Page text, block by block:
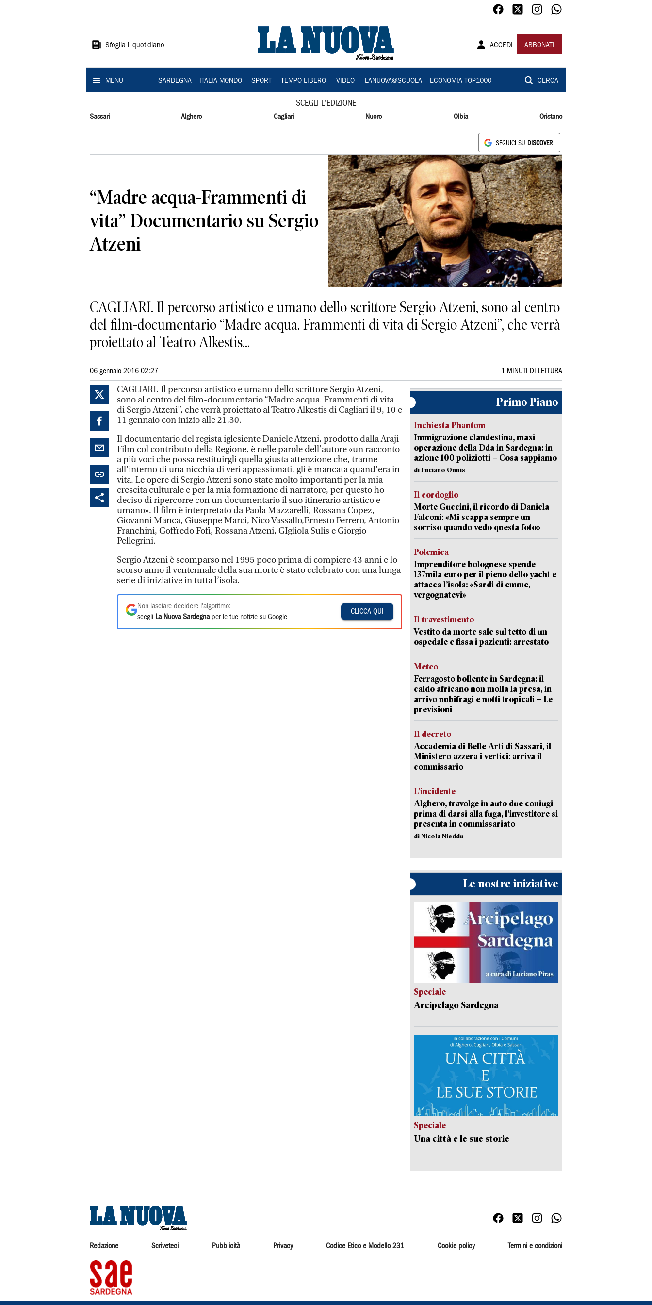
Sardegna
Sfoglia il quotidiano ACCEDI ABBONATI
MENU SARDEGNA ITALIA MONDO SPORT TEMPO LIBERO VIDEO LANUOVA@SCUOLA ECONOMIA TOP1000 CERCA
SCEGLI L'EDIZIONE
Sassari Alghero Cagliari Nuoro Olbia Oristano
SEGUICI SU DISCOVER
“Madre acqua-Frammenti di
vita” Documentario su Sergio
Atzeni
CAGLIARI. Il percorso artistico e umano dello scrittore Sergio Atzeni, sono al centro
del film-documentario “Madre acqua. Frammenti di vita di Sergio Atzeni”, che verrà
proiettato al Teatro Alkestis...
06 gennaio 2016 02:27 1 MINUTI DI LETTURA
CAGLIARI. Il percorso artistico e umano dello scrittore Sergio Atzeni,
sono al centro del film-documentario “Madre acqua. Frammenti di vita
di Sergio Atzeni”, che verrà proiettato al Teatro Alkestis di Cagliari il 9, 10 e
11 gennaio con inizio alle 21,30.
Il documentario del regista iglesiente Daniele Atzeni, prodotto dalla Araji
Film col contributo della Regione, è nelle parole dell’autore «un racconto
a più voci che possa restituirgli quella giusta attenzione che, tranne
all’interno di una nicchia di veri appassionati, gli è mancata quand’era in
vita. Le opere di Sergio Atzeni sono state molto importanti per la mia
crescita culturale e per la mia formazione di narratore, per questo ho
deciso di ripercorre con un documentario il suo itinerario artistico e
umano». Il film è interpretato da Paola Mazzarelli, Rossana Copez,
Giovanni Manca, Giuseppe Marci, Nico Vassallo,Ernesto Ferrero, Antonio
Franchini, Goffredo Fofi, Rossana Atzeni, GIgliola Sulis e Giorgio
Pellegrini.
Sergio Atzeni è scomparso nel 1995 poco prima di compiere 43 anni e lo
scorso anno il ventennale della sua morte è stato celebrato con una lunga
serie di iniziative in tutta l’isola.
Non lasciare decidere l'algoritmo:
scegli La Nuova Sardegna per le tue notizie su Google
CLICCA QUI
Primo Piano
Inchiesta Phantom
Immigrazione clandestina, maxi
operazione della Dda in Sardegna: in
azione 100 poliziotti – Cosa sappiamo
di Luciano Onnis
Il cordoglio
Morte Guccini, il ricordo di Daniela
Falconi: «Mi scappa sempre un
sorriso quando vedo questa foto»
Polemica
Imprenditore bolognese spende
137mila euro per il pieno dello yacht e
attacca l’isola: «Sardi di emme,
vergognatevi»
Il travestimento
Vestito da morte sale sul tetto di un
ospedale e fissa i pazienti: arrestato
Meteo
Ferragosto bollente in Sardegna: il
caldo africano non molla la presa, in
arrivo nubifragi e notti tropicali – Le
previsioni
Il decreto
Accademia di Belle Arti di Sassari, il
Ministero azzera i vertici: arriva il
commissario
L’incidente
Alghero, travolge in auto due coniugi
prima di darsi alla fuga, l’investitore si
presenta in commissariato
di Nicola Nieddu
Le nostre iniziative
Speciale
Arcipelago Sardegna
Speciale
Una città e le sue storie
Redazione Scriveteci Pubblicità Privacy Codice Etico e Modello 231 Cookie policy Termini e condizioni